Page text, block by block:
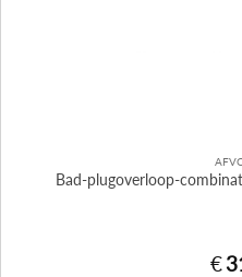
Bad-plugoverloop-
€